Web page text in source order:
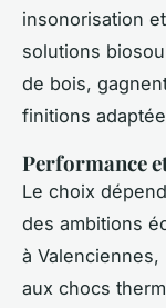
insonorisation
solutions
de bois,
finitions
Performance
Le choix
des ambitions
à
aux chocs